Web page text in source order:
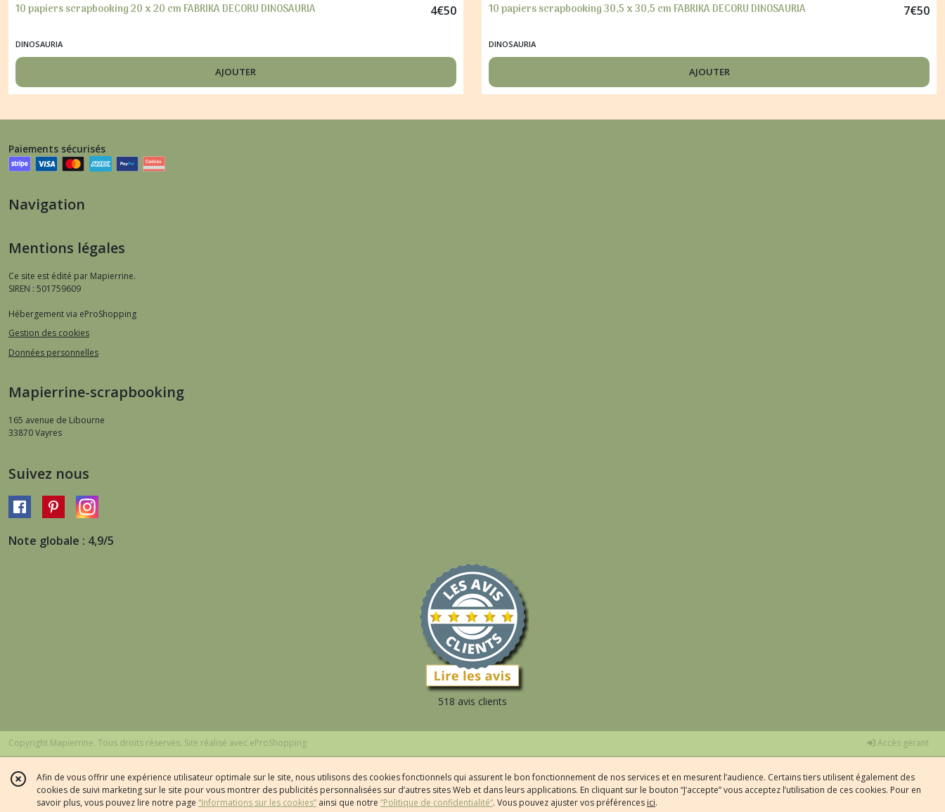
10 papiers scrapbooking 20 x 20 cm FABRIKA DECORU DINOSAURIA 4€50
DINOSAURIA
AJOUTER
10 papiers scrapbooking 30,5 x 30,5 cm FABRIKA DECORU DINOSAURIA 7€50
DINOSAURIA
AJOUTER
Paiements sécurisés
Navigation
Mentions légales
Ce site est édité par Mapierrine.
SIREN : 501759609
Hébergement via eProShopping
Gestion des cookies
Données personnelles
Mapierrine-scrapbooking
165 avenue de Libourne
33870Vayres
Suivez nous
Note globale : 4,9/5
518 avis clients
Copyright Mapierrine. Tous droits réservés. Site réalisé avec eProShopping Accès gérant
Afin de vous offrir une expérience utilisateur optimale sur le site, nous utilisons des cookies fonctionnels qui assurent le bon fonctionnement de nos services et en mesurent l’audience. Certains tiers utilisent également des
cookies de suivi marketing sur le site pour vous montrer des publicités personnalisées sur d’autres sites Web et dans leurs applications. En cliquant sur le bouton “J’accepte” vous acceptez l’utilisation de ces cookies. Pour en
savoir plus, vous pouvez lire notre page “Informations sur les cookies” ainsi que notre “Politique de confidentialité“. Vous pouvez ajuster vos préférences ici.